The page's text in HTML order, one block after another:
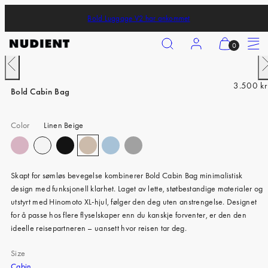
content
Bold Luggage V2 har ankommet
Search Account
View 0 Menu
iPhone 17 Pro
iPhone 17 Pro Max
iPhone Air
iPhone 16 Pro Max
iPhone 16
iPhone 16 Plus
Previous
Bold Cabin Bag
R
p
r
i
3.500 kr
Color Linen Beige
Skapt for sømløs bevegelse kombinerer Bold Cabin Bag minimalistisk
design med funksjonell klarhet. Laget av lette, støtbestandige materialer og
utstyrt med Hinomoto XL-hjul, følger den deg uten anstrengelse. Designet
for å passe hos flere flyselskaper enn du kanskje forventer, er den den
ideelle reisepartneren – uansett hvor reisen tar deg.
Size